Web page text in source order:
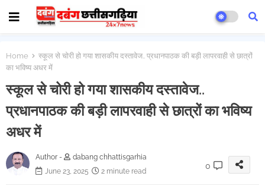
Home
स्कूल से चोरी हो गया शासकीय दस्तावेज.. प्रधानपाठक की बड़ी लापरवाही से छात्रों
का भविष्य अधर में
स्कूल से चोरी हो गया शासकीय दस्तावेज..
प्रधानपाठक की बड़ी लापरवाही से छात्रों का भविष्य
अधर में
Author -
dabang chhattisgarhia
June 23, 2025
2 minute read
0